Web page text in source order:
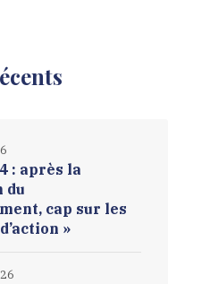
: après la
du
cap sur les
»